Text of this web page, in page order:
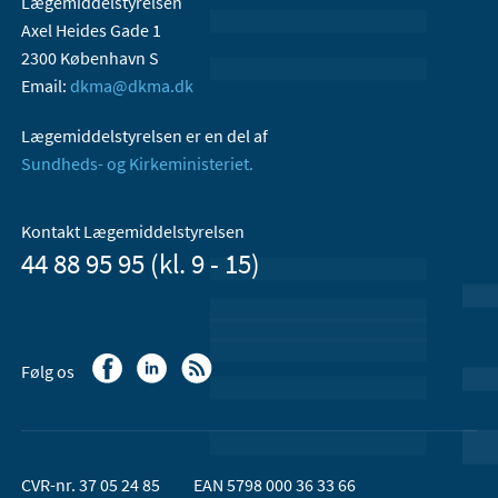
Axel Heides Gade 1
2300 København S
Email: dkma@dkma.dk
Lægemiddelstyrelsen er en del af
Sundheds- og Kirkeministeriet.
Kontakt Lægemiddelstyrelsen
44 88 95 95 (kl. 9 - 15)
Følg os
CVR-nr. 37 05 24 85 EAN 5798 000 36 33 66